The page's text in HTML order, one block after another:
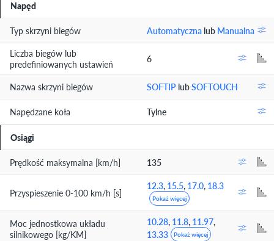
Napęd
Typ skrzyni biegów Automatyczna lub Manualna
Liczba biegów lub
predefiniowanych ustawień
6
Nazwa skrzyni biegów SOFTIP lubSOFTOUCH
Napędzane koła Tylne
Osiągi
Prędkość maksymalna [km/h] 135
Przyspieszenie 0-100 km/h [s]
12.3, 15.5, 17.0, 18.3
Pokaż więcej
Moc jednostkowa układu
silnikowego [kg/KM]
10.28, 11.8, 11.97,
13.33
Pokaż więcej